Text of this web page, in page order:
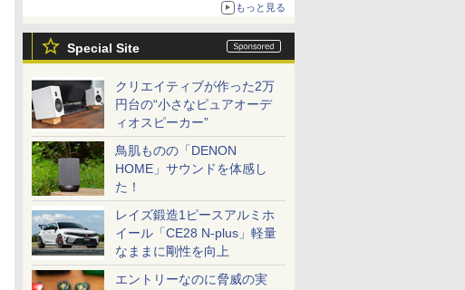
もっと見る
Special Site
クリエイティブが作った2万
円台の“小さなピュアオーデ
ィオスピーカー”
鳥肌ものの「DENON
HOME」サウンドを体感し
た！
レイズ鍛造1ピースアルミホ
イール「CE28 N-plus」軽量
なままに剛性を向上
エントリーなのに脅威の実